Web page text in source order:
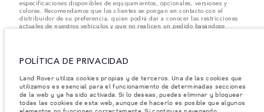
especificaciones disponibles de equipamientos, opcionales, versiones y
colores. Recomendamos que los clientes se pongan en contacto con el
distribuidor de su preferencia, quien podrá dar a conocer las restricciones
actuales de nuestros vehículos y que no realicen un pedido basándose
las especificaciones, el diseño y la producción de sus vehículos, piezas y
accesorios, por lo que se producen modificaciones de forma continua y sin
vendrán incluidas de serie. La información, las especificaciones, los motores
y los colores que aparecen en esta página web se basan en las
especificaciones europeas. Estos pueden variar en función del mercado y
pueden ser modificados sin previo aviso. Algunos vehículos se muestran con
equipamiento opcional y accesorios originales que pueden no estar
POLÍTICA DE PRIVACIDAD
Land Rover utiliza cookies propias y de terceros. Una de las cookies que
utilizamos es esencial para el funcionamiento de determinadas secciones
de la web y ya ha sido activada. Si lo deseas, puedes eliminar y bloquear
todas las cookies de esta web, aunque de hacerlo es posible que algunos